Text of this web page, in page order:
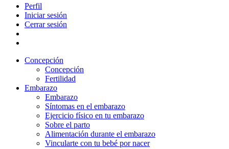
Perfil
Iniciar sesión
Cerrar sesión
Concepción
Concepción
Fertilidad
Embarazo
Embarazo
Síntomas en el embarazo
Ejercicio físico en tu embarazo
Sobre el parto
Alimentación durante el embarazo
Vincularte con tu bebé por nacer